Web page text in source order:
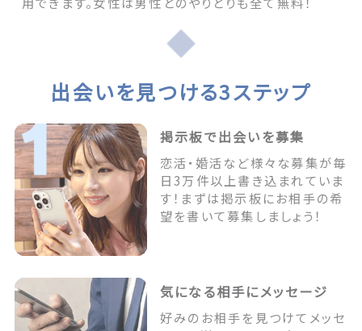
出会いを見つける3ステップ
掲示板で出会いを募集
恋活・婚活など様々な募集が毎
日3万件以上書き込まれていま
す！まずは掲示板にお相手の希
望を書いて募集しましょう！
気になる相手にメッセージ
好みのお相手を見つけてメッセ